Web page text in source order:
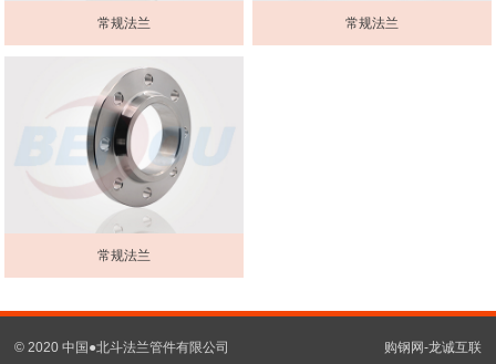
常规法兰 常规法兰
常规法兰
© 2020 中国●北斗法兰管件有限公司 购钢网-龙诚互联